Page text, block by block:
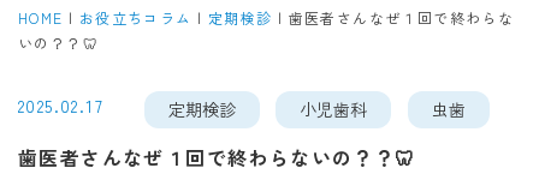
HOME | お役立ちコラム | 定期検診 | 歯医者さんなぜ１回で終わらな
いの？？🦷
2025.02.17 定期検診 小児歯科 虫歯
歯医者さんなぜ１回で終わらないの？？🦷